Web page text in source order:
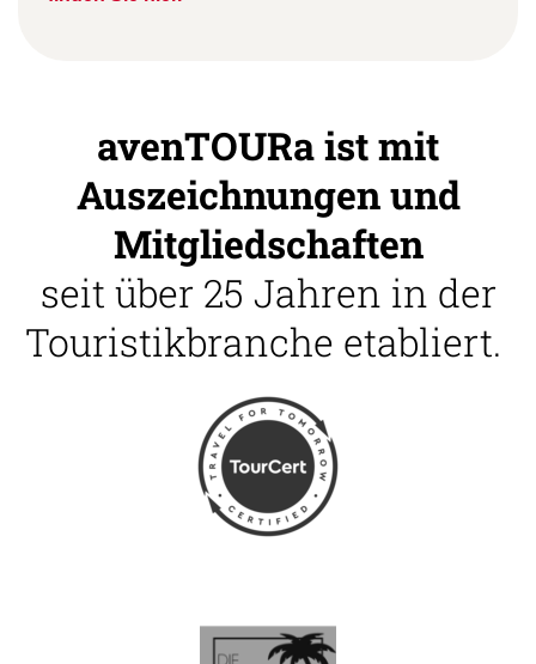
avenTOURa ist mit
Auszeichnungen und
Mitgliedschaften
seit über 25 Jahren in der
Touristikbranche etabliert.